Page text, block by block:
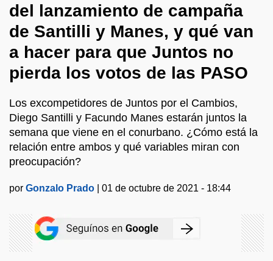
del lanzamiento de campaña
de Santilli y Manes, y qué van
a hacer para que Juntos no
pierda los votos de las PASO
Los excompetidores de Juntos por el Cambios,
Diego Santilli y Facundo Manes estarán juntos la
semana que viene en el conurbano. ¿Cómo está la
relación entre ambos y qué variables miran con
preocupación?
por Gonzalo Prado 01 de octubre de 2021 - 18:44